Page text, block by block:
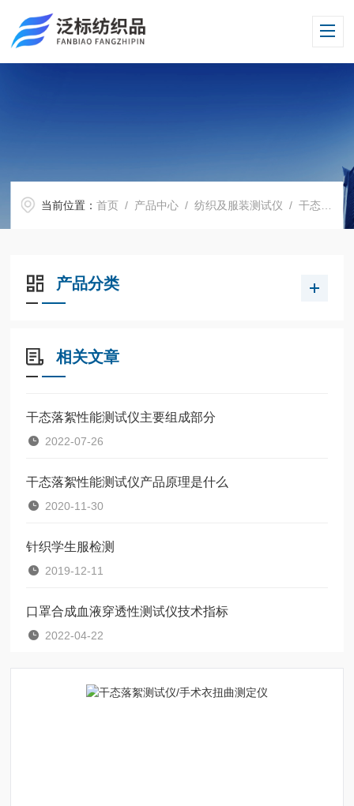
当前位置：首页 / 产品中心 /纺织及服装测试仪 /干态落絮性能测试仪
产品分类
相关文章
干态落絮性能测试仪主要组成部分
2022-07-26
干态落絮性能测试仪产品原理是什么
2020-11-30
针织学生服检测
2019-12-11
口罩合成血液穿透性测试仪技术指标
2022-04-22